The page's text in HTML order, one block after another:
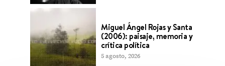
Miguel Ángel Rojas y Santa
(2006): paisaje, memoria y
crítica política
5 agosto, 2026